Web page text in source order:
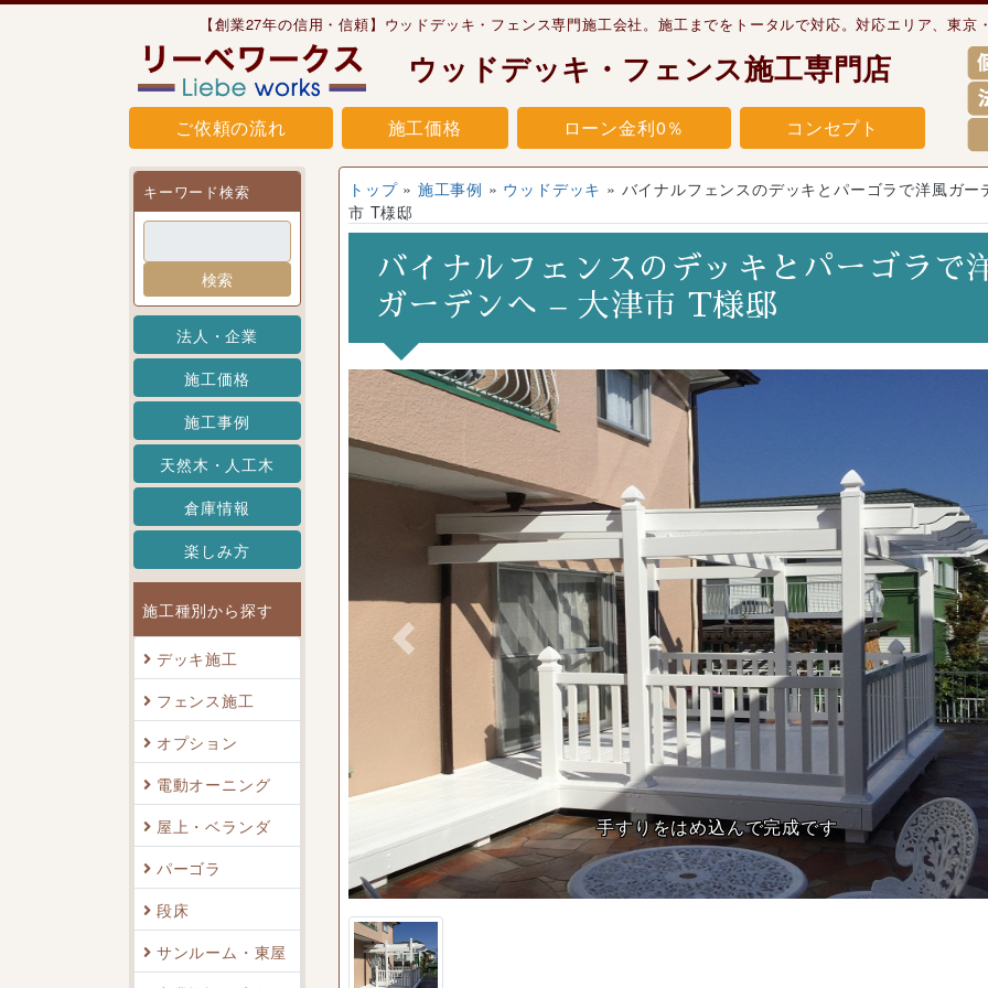
【創業27年の信用・信頼】ウッドデッキ・フェンス専門施工会社。施工までをトータルで対応。対応エリア、東
ウッドデッキ・フェンス施工専門店
ご依頼の流れ 施工価格 ローン金利0％ コンセプト
キーワード検索
検索
法人・企業
施工価格
施工事例
天然木・人工木
倉庫情報
楽しみ方
施工種別から探す
デッキ施工
フェンス施工
オプション
電動オーニング
屋上・ベランダ
パーゴラ
段床
サンルーム・東屋
トップ» 施工事例 » ウッドデッキ » バイナルフェンスのデッキとパーゴラで洋風ガ
市 T様邸
バイナルフェンスのデッキとパーゴラで
ガーデンへ – 大津市 T様邸
バイナルフェンスのデッキとパーゴラで洋風ガーデンへ –
大津市 T様邸
Previous